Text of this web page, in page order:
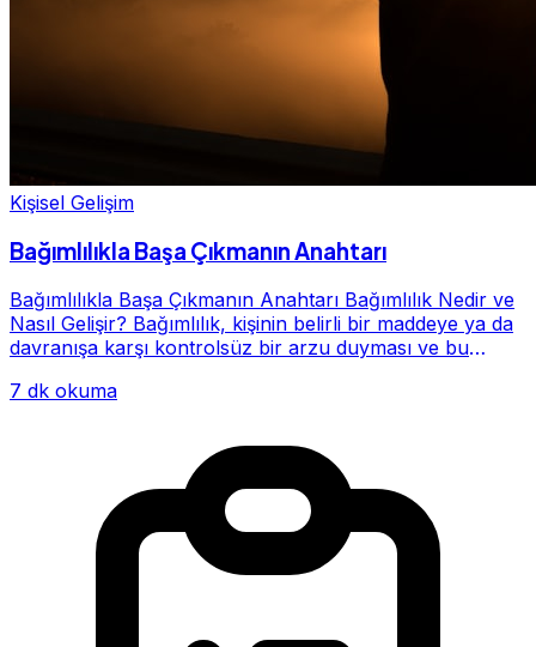
Kişisel Gelişim
Bağımlılıkla Başa Çıkmanın Anahtarı
Bağımlılıkla Başa Çıkmanın Anahtarı Bağımlılık Nedir ve
Nasıl Gelişir? Bağımlılık, kişinin belirli bir maddeye ya da
davranışa karşı kontrolsüz bir arzu duyması ve bu
7 dk okuma